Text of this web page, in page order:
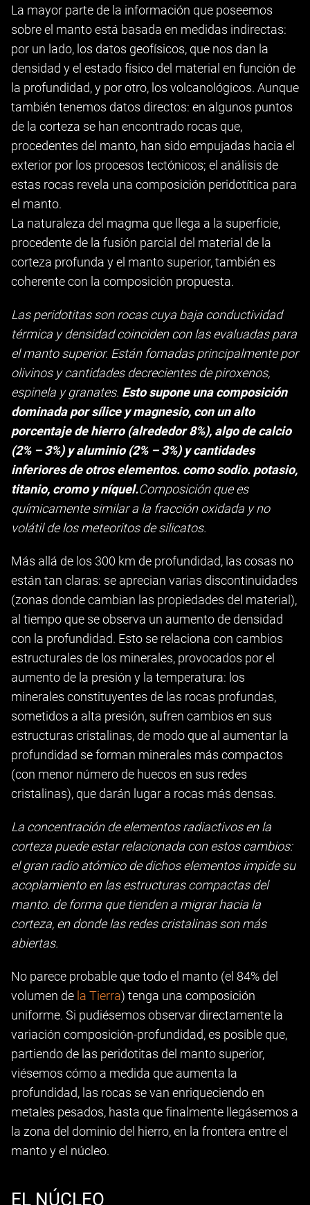
La mayor parte de la información que poseemos
sobre el manto está basada en medidas indirectas:
por un lado, los datos geofísicos, que nos dan la
densidad y el estado físico del material en función de
la profundidad, y por otro, los volcanológicos. Aunque
también tenemos datos directos: en algunos puntos
de la corteza se han encontrado rocas que,
procedentes del manto, han sido empujadas hacia el
exterior por los procesos tectónicos; el análisis de
estas rocas revela una composición peridotítica para
el manto.
La naturaleza del magma que llega a la superficie,
procedente de la fusión parcial del material de la
corteza profunda y el manto superior, también es
coherente con la composición propuesta.
Las peridotitas son rocas cuya baja conductividad
térmica y densidad coinciden con las evaluadas para
el manto superior. Están fomadas principalmente por
olivinos y cantidades decrecientes de piroxenos,
espinela y granates. Esto supone una composición
dominada por sílice y magnesio, con un alto
porcentaje de hierro (alrededor 8%), algo de calcio
(2% – 3%) y aluminio (2% – 3%) y cantidades
inferiores de otros elementos. como sodio. potasio,
titanio, cromo y níquel.Composición que es
químicamente similar a la fracción oxidada y no
volátil de los meteoritos de silicatos.
Más allá de los 300 km de profundidad, las cosas no
están tan claras: se aprecian varias discontinuidades
(zonas donde cambian las propiedades del material),
al tiempo que se observa un aumento de densidad
con la profundidad. Esto se relaciona con cambios
estructurales de los minerales, provocados por el
aumento de la presión y la temperatura: los
minerales constituyentes de las rocas profundas,
sometidos a alta presión, sufren cambios en sus
estructuras cristalinas, de modo que al aumentar la
profundidad se forman minerales más compactos
(con menor número de huecos en sus redes
cristalinas), que darán lugar a rocas más densas.
La concentración de elementos radiactivos en la
corteza puede estar relacionada con estos cambios:
el gran radio atómico de dichos elementos impide su
acoplamiento en las estructuras compactas del
manto. de forma que tienden a migrar hacia la
corteza, en donde las redes cristalinas son más
abiertas.
No parece probable que todo el manto (el 84% del
volumen de la Tierra) tenga una composición
uniforme. Si pudiésemos observar directamente la
variación composición-profundidad, es posible que,
partiendo de las peridotitas del manto superior,
viésemos cómo a medida que aumenta la
profundidad, las rocas se van enriqueciendo en
metales pesados, hasta que finalmente llegásemos a
la zona del dominio del hierro, en la frontera entre el
manto y el núcleo.
EL NÚCLEO